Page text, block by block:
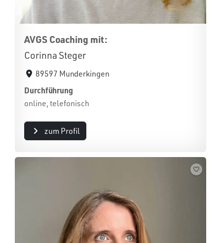
AVGS Coaching mit:
Corinna Steger
89597 Munderkingen
Durchführung
online, telefonisch
zum Profil